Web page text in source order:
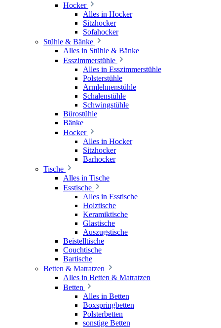
Hocker
Alles in Hocker
Sitzhocker
Sofahocker
Stühle & Bänke
Alles in Stühle & Bänke
Esszimmerstühle
Alles in Esszimmerstühle
Polsterstühle
Armlehnenstühle
Schalenstühle
Schwingstühle
Bürostühle
Bänke
Hocker
Alles in Hocker
Sitzhocker
Barhocker
Tische
Alles in Tische
Esstische
Alles in Esstische
Holztische
Keramiktische
Glastische
Auszugstische
Beistelltische
Couchtische
Bartische
Betten & Matratzen
Alles in Betten & Matratzen
Betten
Alles in Betten
Boxspringbetten
Polsterbetten
sonstige Betten